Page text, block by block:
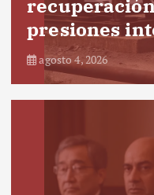
presiones
agosto 4, 2026